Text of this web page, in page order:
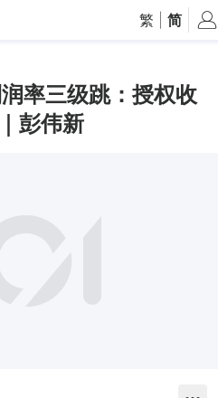
繁 简
率三级跳：授权收
彭伟新